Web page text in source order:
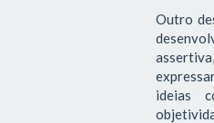
Outro
ideias